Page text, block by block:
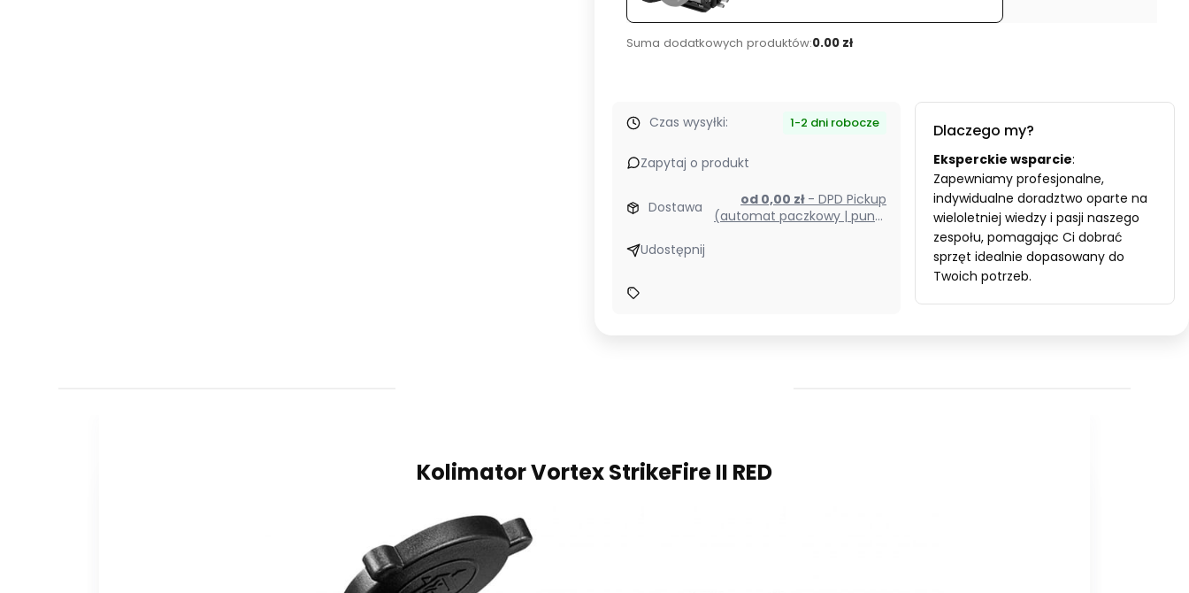
Suma dodatkowych produktów:0.00 zł
Czas wysyłki: 1-2 dni robocze
Zapytaj o produkt
Dostawa od 0,00 zł - DPD Pickup
(automat paczkowy | punkt
Udostępnij
Dlaczego my?
Eksperckie wsparcie:
Zapewniamy profesjonalne,
indywidualne doradztwo oparte na
wieloletniej wiedzy i pasji naszego
zespołu, pomagając Ci dobrać
sprzęt idealnie dopasowany do
Twoich potrzeb.
Kolimator VortexStrikeFire II RED